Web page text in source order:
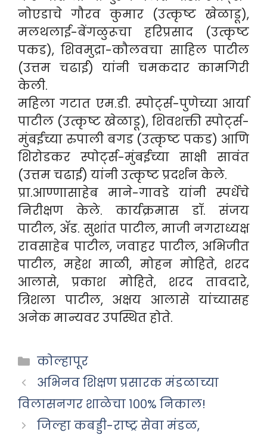
नोएडाचे गौरव कुमार (उत्कृष्ट खेळाडू),
मलथलाई-बेंगळुरूचा हरिप्रसाद (उत्कृष्ट
पकड), शिवमुद्रा-कौलवचा साहिल पाटील
(उत्तम चढाई) यांनी चमकदार कामगिरी
केली.
महिला गटात एम.डी. स्पोर्ट्स-पुणेच्या आर्या
पाटील (उत्कृष्ट खेळाडू), शिवशक्ती स्पोर्ट्स-
मुंबईच्या रुपाली बगड (उत्कृष्ट पकड) आणि
शिरोडकर स्पोर्ट्स-मुंबईच्या साक्षी सावंत
(उत्तम चढाई) यांनी उत्कृष्ट प्रदर्शन केले.
प्रा.आण्णासाहेब माने-गावडे यांनी स्पर्धेचे
निरीक्षण केले. कार्यक्रमास डॉ. संजय
पाटील, अ‍ॅड. सुशांत पाटील, माजी नगराध्यक्ष
रावसाहेब पाटील, जवाहर पाटील, अभिजीत
पाटील, महेश माळी, मोहन मोहिते, शरद
आलासे, प्रकाश मोहिते, शरद तावदारे,
त्रिशला पाटील, अक्षय आलासे यांच्यासह
अनेक मान्यवर उपस्थित होते.
Categories
कोल्हापूर
अभिनव शिक्षण प्रसारक मंडळाच्या
विलासनगर शाळेचा १००% निकाल!
जिल्हा कबड्डी-राष्ट्र सेवा मंडळ,